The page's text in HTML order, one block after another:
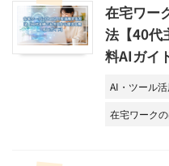
在宅ワー
法【40代
料AIガイ
AI・ツール活
在宅ワーク